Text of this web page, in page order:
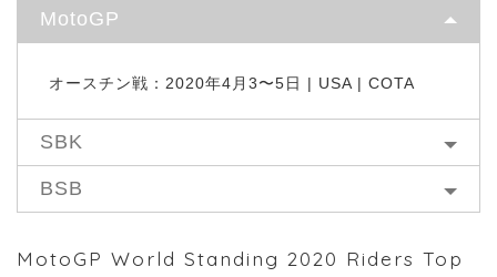
MotoGP
オースチン戦：2020年4月3〜5日 | USA | COTA
SBK
BSB
MotoGP World Standing 2020 Riders Top